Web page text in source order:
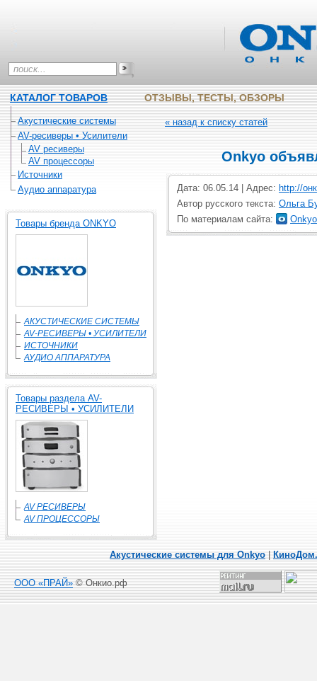
КАТАЛОГ ТОВАРОВ ОТЗЫВЫ, ТЕСТЫ, ОБЗОРЫ
Акустические системы
AV-ресиверы • Усилители
AV ресиверы
AV процессоры
Источники
Аудио аппаратура
Товары бренда ONKYO
АКУСТИЧЕСКИЕ СИСТЕМЫ
AV-РЕСИВЕРЫ • УСИЛИТЕЛИ
ИСТОЧНИКИ
АУДИО АППАРАТУРА
Товары раздела AV-
РЕСИВЕРЫ • УСИЛИТЕЛИ
AV РЕСИВЕРЫ
AV ПРОЦЕССОРЫ
« назад к списку статей
Onkyo
Дата: 06.05.14 | Адрес: http://
Автор русского текста: Ольга
По материалам сайта:
Onkyo
Акустические системы для Onkyo
ООО «ПРАЙ»© Онкио.рф